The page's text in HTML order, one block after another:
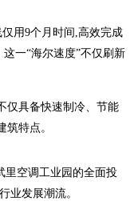
用9个月时间,高效完成
一“海尔速度”不仅刷新
仅具备快速制冷、节能
特点。
里空调工业园的全面投
业发展潮流。